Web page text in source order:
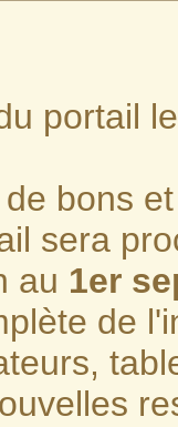
portail
bons
sera
au 1er
de